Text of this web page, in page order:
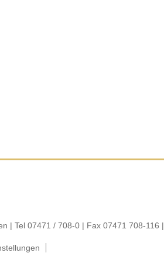
| Tel 07471 / 708-0 | Fax 07471 708-116 |